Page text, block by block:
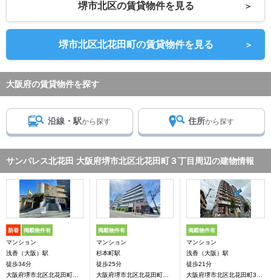
堺市北区の賃貸物件を見る ＞
堺市北区北花田町の賃貸物件を見る ＞
大阪府の賃貸物件を探す
沿線・駅から探す 住所から探す
サンパレス北花田 大阪府堺市北区北花田町３丁目周辺の建物情報
新着 掲載物件有
マンション
浅香（大阪）駅
徒歩34分
掲載物件有
マンション
杉本町駅
徒歩25分
掲載物件有
マンション
浅香（大阪）駅
徒歩21分